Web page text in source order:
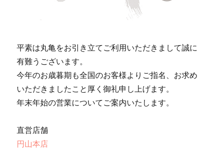
平素は丸亀をお引き立てご利用いただきまして誠に
有難うございます。
今年のお歳暮期も全国のお客様よりご指名、お求め
いただきましたこと厚く御礼申し上げます。
年末年始の営業についてご案内いたします。
直営店舗
円山本店